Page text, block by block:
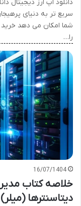
دانلود اپ ارز دیجیتال
سریع تر به دنیای
شما امکان می دهد
را…
16/07/1404
خلاصه کتاب
دیتاسنترها (میلر)